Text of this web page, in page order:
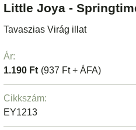
Little Joya -
Tavaszias Virág illat
Ár:
1.190 Ft (937 Ft + ÁFA)
Cikkszám:
EY1213